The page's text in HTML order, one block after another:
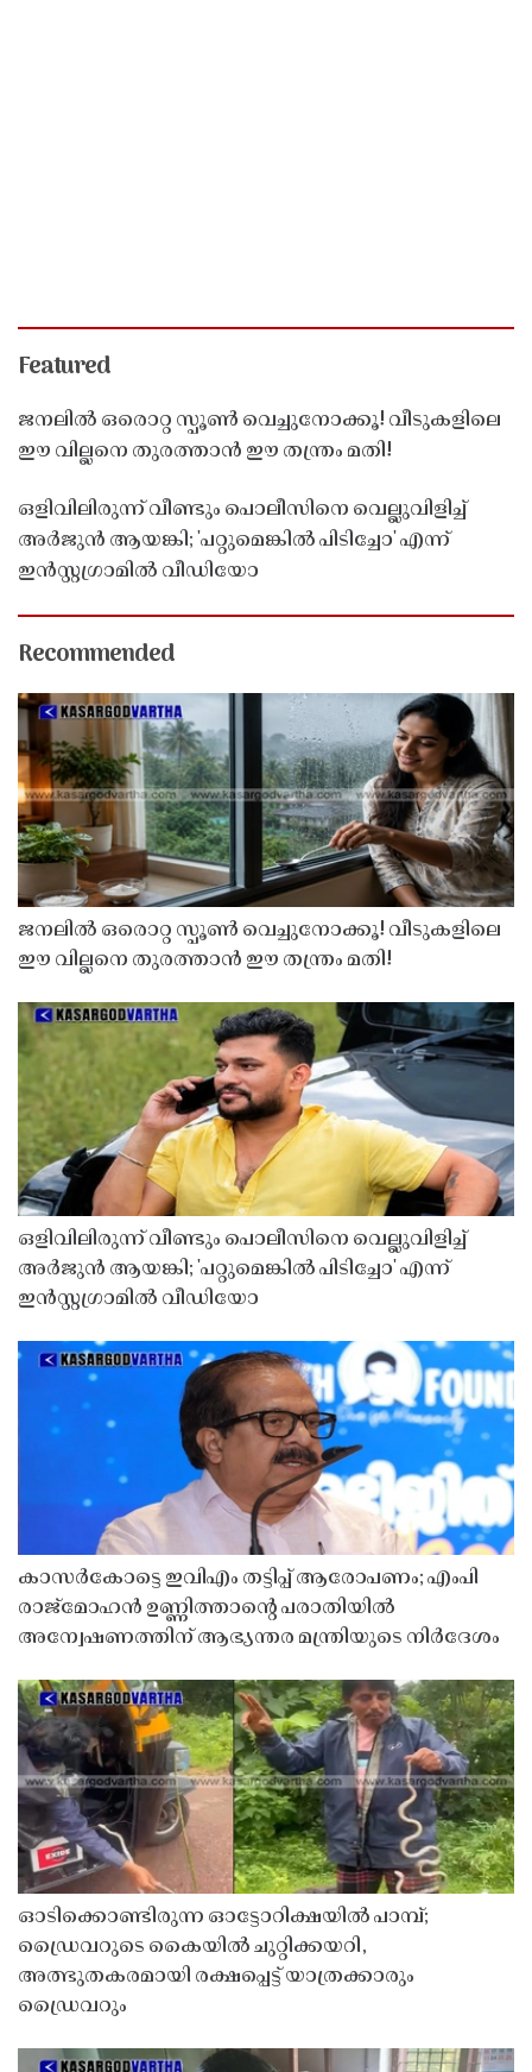
Featured
ജനലിൽ ഒരൊറ്റ സ്പൂൺ വെച്ചുനോക്കൂ! വീടുകളിലെ
ഈ വില്ലനെ തുരത്താൻ ഈ തന്ത്രം മതി!
ഒളിവിലിരുന്ന് വീണ്ടും പൊലീസിനെ വെല്ലുവിളിച്ച്
അർജുൻ ആയങ്കി; 'പറ്റുമെങ്കിൽ പിടിച്ചോ' എന്ന്
ഇൻസ്റ്റഗ്രാമിൽ വീഡിയോ
Recommended
ജനലിൽ ഒരൊറ്റ സ്പൂൺ വെച്ചുനോക്കൂ! വീടുകളിലെ
ഈ വില്ലനെ തുരത്താൻ ഈ തന്ത്രം മതി!
ഒളിവിലിരുന്ന് വീണ്ടും പൊലീസിനെ വെല്ലുവിളിച്ച്
അർജുൻ ആയങ്കി; 'പറ്റുമെങ്കിൽ പിടിച്ചോ' എന്ന്
ഇൻസ്റ്റഗ്രാമിൽ വീഡിയോ
കാസർകോട്ടെ ഇവിഎം തട്ടിപ്പ് ആരോപണം; എംപി
രാജ്‌മോഹൻ ഉണ്ണിത്താന്റെ പരാതിയിൽ
അന്വേഷണത്തിന് ആഭ്യന്തര മന്ത്രിയുടെ നിർദേശം
ഓടിക്കൊണ്ടിരുന്ന ഓട്ടോറിക്ഷയിൽ പാമ്പ്;
ഡ്രൈവറുടെ കൈയിൽ ചുറ്റിക്കയറി,
അത്ഭുതകരമായി രക്ഷപ്പെട്ട് യാത്രക്കാരും
ഡ്രൈവറും